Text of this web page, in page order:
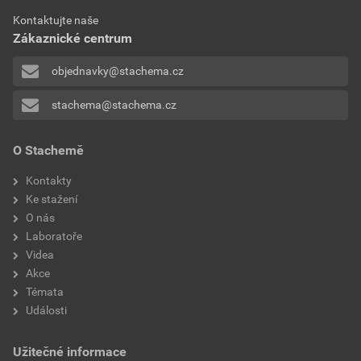
ceníkové ceny
268,20 Kč
bez DPH za l
Stáhnout
Velikost
0,72 MB
O Stachemě
Kontakty
Ke stažení
O nás
Laboratoře
Videa
Akce
Témata
Události
Užitečné informace
Kontaktujte naše
Zákaznické centrum
objednavky@stachema.cz
stachema@stachema.cz